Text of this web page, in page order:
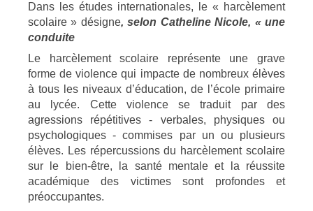
Dans les études internationales, le « harcèlement
scolaire » désigne, selon Catheline Nicole, « une
conduite
Le harcèlement scolaire représente une grave
forme de violence qui impacte de nombreux élèves
à tous les niveaux d’éducation, de l’école primaire
au lycée. Cette violence se traduit par des
agressions répétitives - verbales, physiques ou
psychologiques - commises par un ou plusieurs
élèves. Les répercussions du harcèlement scolaire
sur le bien-être, la santé mentale et la réussite
académique des victimes sont profondes et
préoccupantes.